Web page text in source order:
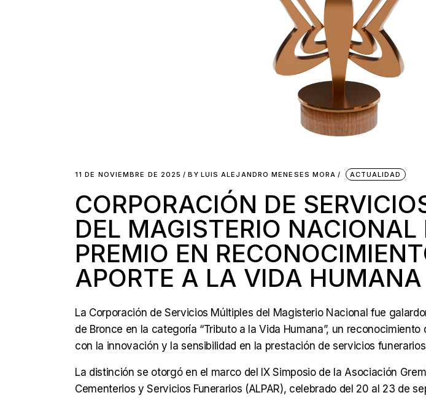
11 DE NOVIEMBRE DE 2025 BY LUIS ALEJANDRO MENESES MORA ACTUALIDAD
CORPORACIÓN DE
DEL MAGISTERIO NACIONAL
PREMIO EN
APORTE A LA VIDA HUMANA
La Corporación de Servicios Múltiples del Magisterio Nacional fue
de Bronce en la categoría “Tributo a la Vida Humana”, un
con la innovación y la sensibilidad en la prestación de servicios
La distinción se otorgó en el marco del IX Simposio de la Asociación
Cementerios y Servicios Funerarios (ALPAR), celebrado del 20 al 23 de